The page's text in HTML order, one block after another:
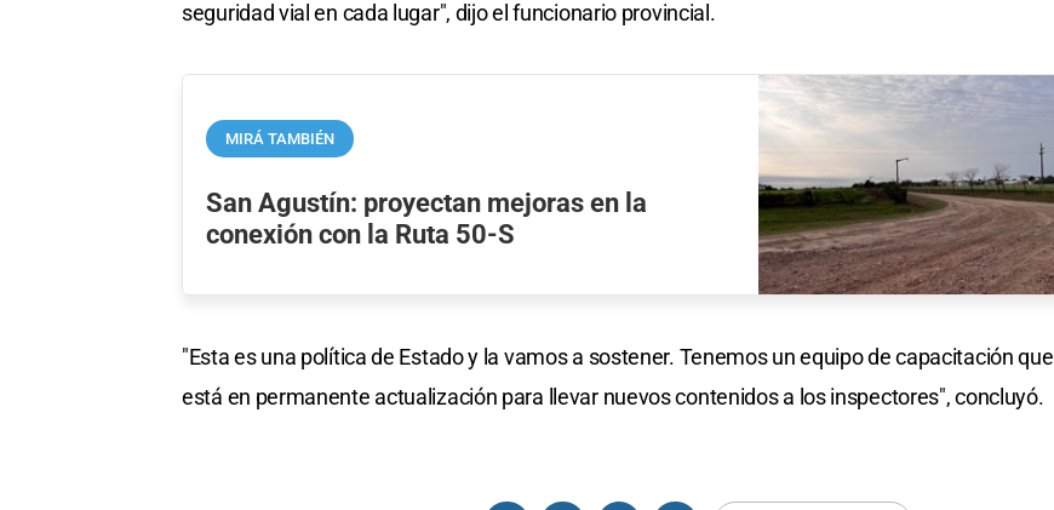
seguridad vial en cada lugar", dijo el funcionario provincial.
MIRÁ TAMBIÉN
San Agustín: proyectan mejoras en la
conexión con la Ruta 50-S
"Esta es una política de Estado y la vamos a sostener. Tenemos un equipo de capacitación que
está en permanente actualización para llevar nuevos contenidos a los inspectores", concluyó.